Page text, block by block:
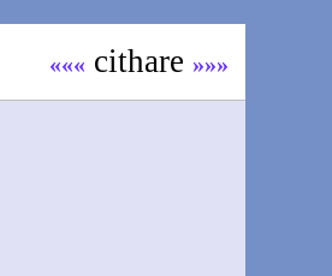
««« ci­thare »»»